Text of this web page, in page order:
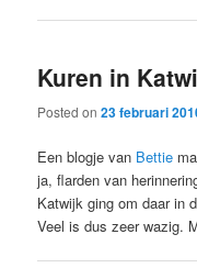
Kuren in
Posted on23 februari
Een blogje van Bettie
ja, flarden van
Katwijk ging om daar in
Veel is dus zeer wazig.